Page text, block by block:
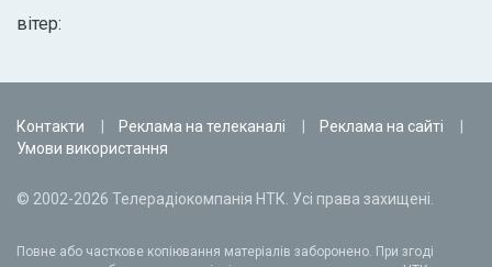
вітер:
Контакти Реклама на телеканалі
Реклама на сайті
Умови використання
© 2002-2026 Телерадіокомпанія НТК. Усі права захищені.
Повне або часткове копіювання матеріалів заборонено. При згоді